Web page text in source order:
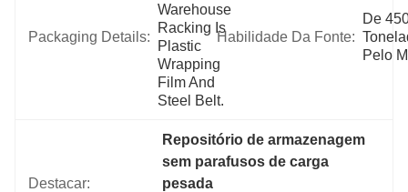
Packaging Details:
Warehouse
Racking Is
Plastic
Wrapping
Film And
Steel Belt.
Habilidade Da Fonte:
De
Pelo
Destacar:
Repositório de armazenagem
sem parafusos de carga
pesada